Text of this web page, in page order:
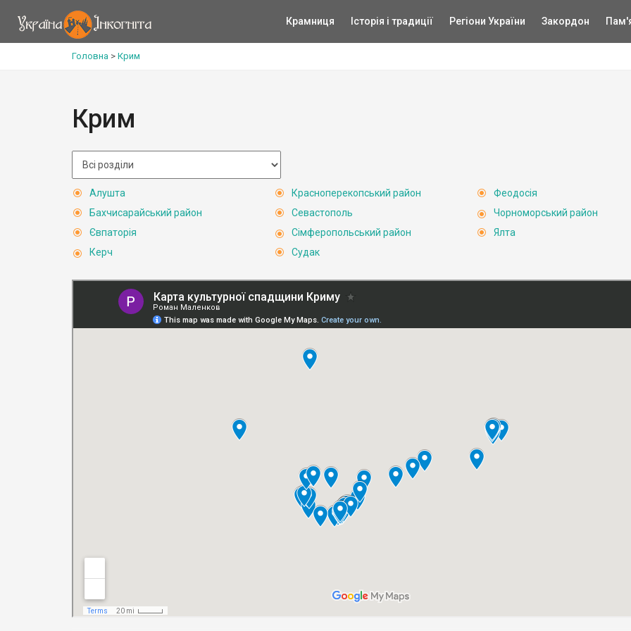
Крамниця Історія і традиції Регіони України Закордон
Головна > Крим
Крим
Алушта
Бахчисарайський район
Євпаторія
Керч
Красноперекопський район
Севастополь
Сімферопольський район
Судак
Феодосія
Чорноморський район
Ялта